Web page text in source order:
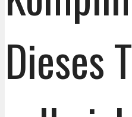
Dieses